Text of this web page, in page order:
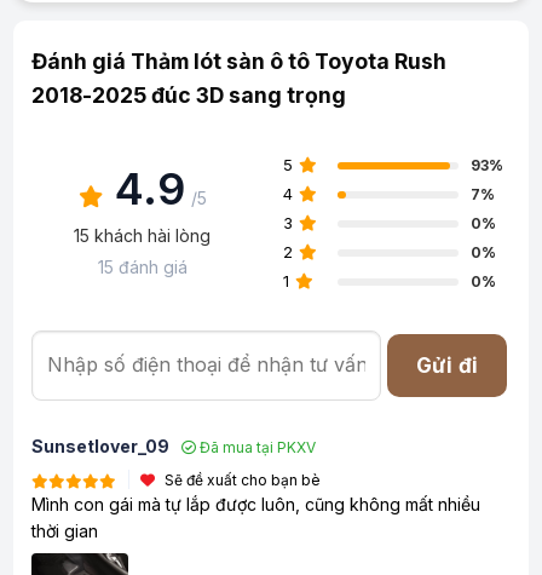
Đánh giá Thảm lót sàn ô tô Toyota Rush
2018-2025 đúc 3D sang trọng
4.9 /5
15 khách hài lòng
15 đánh giá
5 93%
4 7%
3 0%
2 0%
1 0%
Gửi đi
Sunsetlover_09
Đã mua tại PKXV
Sẽ đề xuất cho bạn bè
Mình con gái mà tự lắp được luôn, cũng không mất nhiều
thời gian